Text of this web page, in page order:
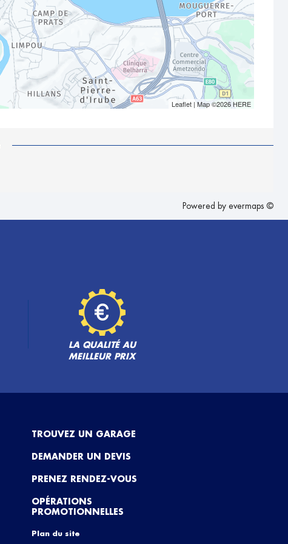
Leaflet| Map ©2026HERE
Powered by evermaps ©
LA QUALITÉ AU
MEILLEUR PRIX
TROUVEZ UN GARAGE
DEMANDER UN DEVIS
PRENEZ RENDEZ-VOUS
OPÉRATIONS
PROMOTIONNELLES
Plan du site